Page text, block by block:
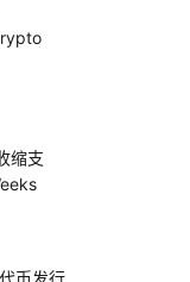
缩支